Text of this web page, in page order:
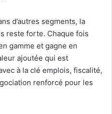
d’autres segments, la
reste forte. Chaque fois
gamme et gagne en
ajoutée qui est
à la clé emplois, fiscalité,
renforcé pour les